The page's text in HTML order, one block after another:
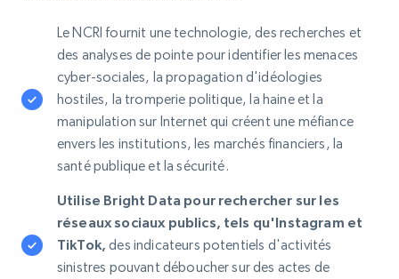
Le NCRI fournit une technologie, des recherches et
des analyses de pointe pour identifier les menaces
cyber-sociales, la propagation d'idéologies
hostiles, la tromperie politique, la haine et la
manipulation sur Internet qui créent une méfiance
envers les institutions, les marchés financiers, la
santé publique et la sécurité.
Utilise Bright Data pour rechercher sur les
réseaux sociaux publics, tels qu'Instagram et
TikTok, des indicateurs potentiels d'activités
sinistres pouvant déboucher sur des actes de